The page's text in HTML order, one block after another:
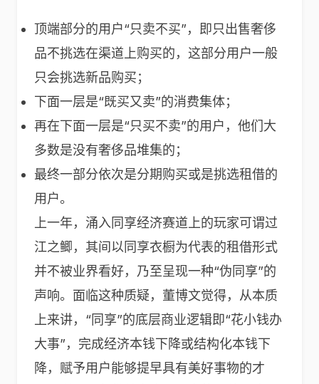
顶端部分的用户“只卖不买”，即只出售奢侈
品不挑选在渠道上购买的，这部分用户一般
只会挑选新品购买；
下面一层是“既买又卖”的消费集体；
再在下面一层是“只买不卖”的用户，他们大
多数是没有奢侈品堆集的；
最终一部分依次是分期购买或是挑选租借的
用户。
上一年，涌入同享经济赛道上的玩家可谓过
江之鲫，其间以同享衣橱为代表的租借形式
并不被业界看好，乃至呈现一种“伪同享”的
声响。面临这种质疑，董博文觉得，从本质
上来讲，“同享”的底层商业逻辑即“花小钱办
大事”，完成经济本钱下降或结构化本钱下
降，赋予用户能够提早具有美好事物的才